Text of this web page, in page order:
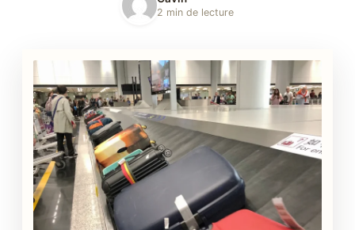
2 min de lecture